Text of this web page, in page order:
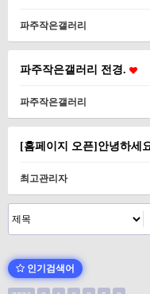
파주작은갤러리
파주작은갤러리 전경.
파주작은갤러리
[홈페이지 오픈]안녕하세
최고관리자
인기검색어